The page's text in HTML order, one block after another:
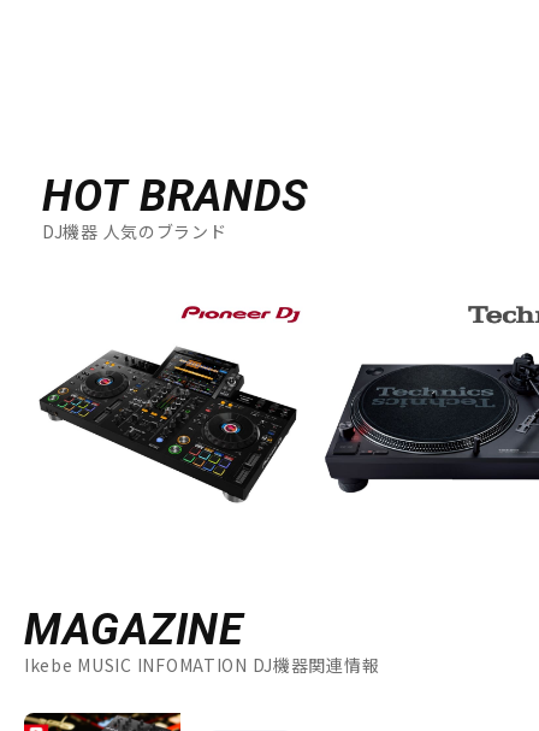
HOT BRANDS
DJ機器 人気のブランド
MAGAZINE
Ikebe MUSIC INFOMATION DJ機器関連情報